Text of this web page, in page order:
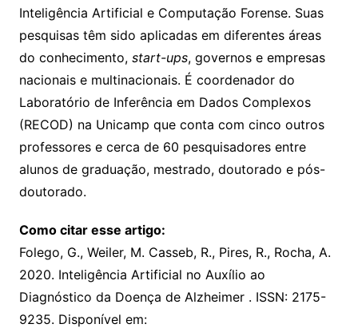
Inteligência Artificial e Computação Forense. Suas
pesquisas têm sido aplicadas em diferentes áreas
do conhecimento, start-ups, governos e empresas
nacionais e multinacionais. É coordenador do
Laboratório de Inferência em Dados Complexos
(RECOD) na Unicamp que conta com cinco outros
professores e cerca de 60 pesquisadores entre
alunos de graduação, mestrado, doutorado e pós-
doutorado.
Como citar esse artigo:
Folego, G., Weiler, M. Casseb, R., Pires, R., Rocha, A.
2020. Inteligência Artificial no Auxílio ao
Diagnóstico da Doença de Alzheimer . ISSN: 2175-
9235. Disponível em: